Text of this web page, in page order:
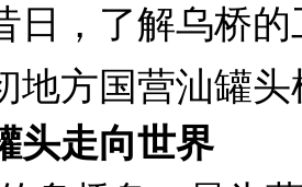
日，了解乌桥
地方国营汕罐头
头走向世界